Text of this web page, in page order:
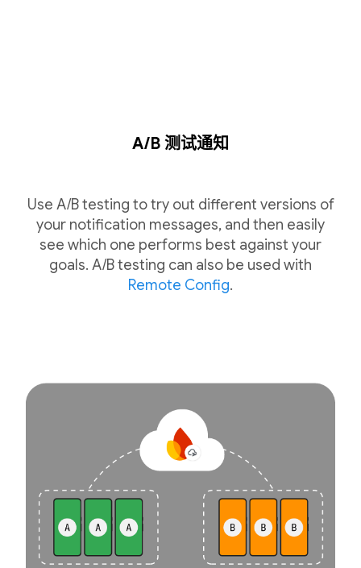
A/B 测试通知
Use A/B testing to try out different versions of
your notification messages, and then easily
see which one performs best against your
goals. A/B testing can also be used with
Remote Config.